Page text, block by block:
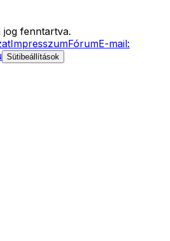
jog fenntartva.
ImpresszumFórumE-mail:
Sütibeállítások